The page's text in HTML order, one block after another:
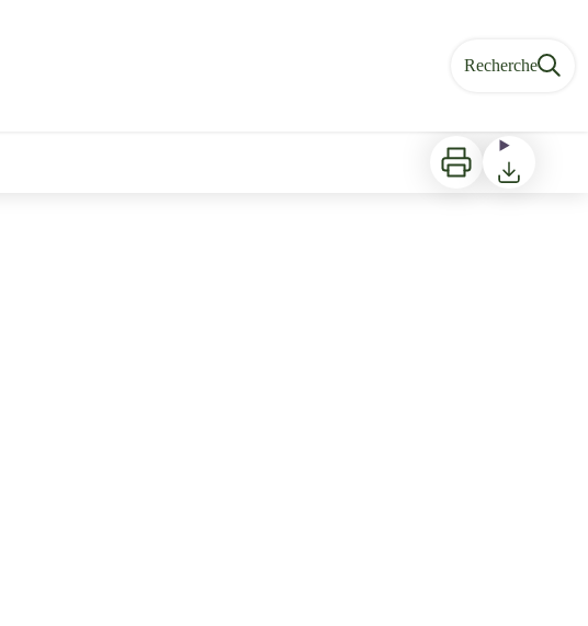
Recherche
Imprimer Télécharger